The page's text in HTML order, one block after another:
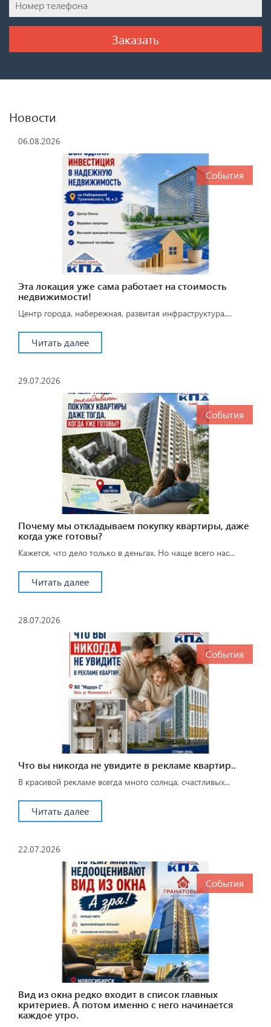
Новости
06.08.2026
События
Эта локация уже сама работает на стоимость
недвижимости!
Центр города, набережная, развитая инфраструктура,...
Читать далее
29.07.2026
События
Почему мы откладываем покупку квартиры, даже
когда уже готовы?
Кажется, что дело только в деньгах. Но чаще всего нас...
Читать далее
28.07.2026
События
Что вы никогда не увидите в рекламе квартир..
В красивой рекламе всегда много солнца, счастливых...
Читать далее
22.07.2026
События
Вид из окна редко входит в список главных
критериев. А потом именно с него начинается
каждое утро.